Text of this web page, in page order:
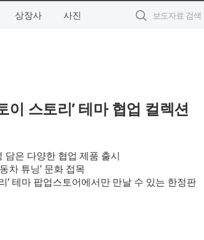
상장사 사진
이 스토리’ 테마 협업 컬렉션
담은 다양한 협업 제품 출시
차 튜닝’ 문화 접목
’ 테마 팝업스토어에서만 만날 수 있는 한정판